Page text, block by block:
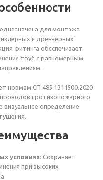
для монтажа
и дренчерных
фитинга обеспечивает
труб с равномерным
нормам СП 485.1311500.2020
противопожарного
визуальное определение
условиях: Сохраняет
при высоких